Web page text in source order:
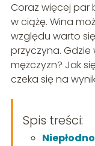
Coraz więcej par
w ciążę. Wina
względu warto
przyczyna.
mężczyzn? Jak
czeka się na
Spis treści: